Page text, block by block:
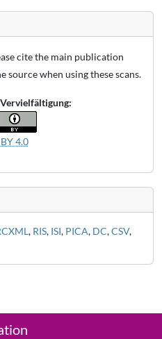
cite the main publication
source when using these scans.
4.0
, RIS, ISI, PICA, DC,CSV,